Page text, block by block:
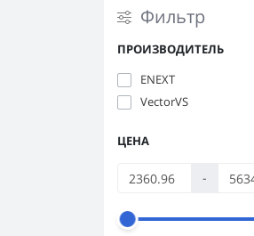
Фильтр
ПРОИЗВОДИТЕЛЬ
ENEXT
VectorVS
ЦЕНА
-